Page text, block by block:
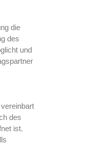
die
des
und
des
ist.